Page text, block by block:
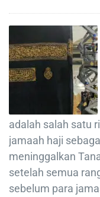
adalah salah satu
jamaah haji
meninggalkan
setelah semua
sebelum para